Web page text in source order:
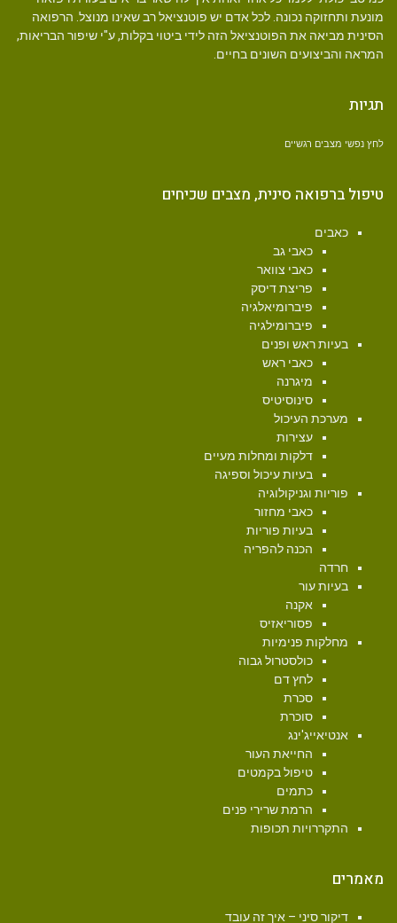
מונעת ותחזוקה נכונה. לכל אדם יש פוטנציאל רב שאינו מנוצל. הרפואה
הסינית מביאה את הפוטנציאל הזה לידי ביטוי בקלות, ע"י שיפור הבריאות,
המראה והביצועים השונים בחיים.
תגיות
לחץ נפשי מצבים רגשיים
טיפול ברפואה סינית, מצבים שכיחים
כאבים
כאבי גב
כאבי צוואר
פריצת דיסק
פיברומיאלגיה
פיברומילגיה
בעיות ראש ופנים
כאבי ראש
מיגרנה
סינוסיטיס
מערכת העיכול
עצירות
דלקות ומחלות מעיים
בעיות עיכול וספיגה
פוריות וגניקולוגיה
כאבי מחזור
בעיות פוריות
הכנה להפריה
חרדה
בעיות עור
אקנה
פסוריאזיס
מחלקות פנימיות
כולסטרול גבוה
לחץ דם
סכרת
סוכרת
אנטיאייג'ינג
החייאת העור
טיפול בקמטים
כתמים
הרמת שרירי פנים
התקררויות תכופות
מאמרים
דיקור סיני – איך זה עובד